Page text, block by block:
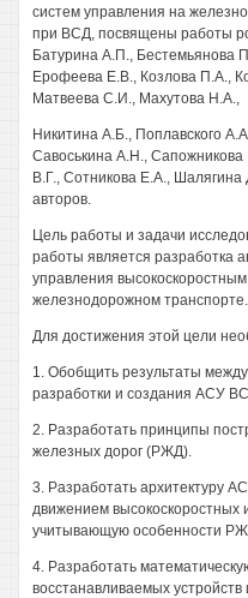
систем управления на
при ВСД, посвящены работы
Батурина А.П., Бестемьянова
Ерофеева Е.В., Козлова П.А.,
Матвеева С.И., Махутова H.A.,
Никитина А.Б., Поплавского
Савоськина А.Н.,
В.Г., Сотникова Е.А., Шалягина
авторов.
Цель работы и задачи
работы является разработка
управления
железнодорожном транспорте.
Для достижения этой цели
1. Обобщить результаты
разработки и создания АСУ
2. Разработать принципы
железных дорог (РЖД).
3. Разработать архитектуру
движением высокоскоростных
учитывающую особенности
4. Разработать
восстанавливаемых